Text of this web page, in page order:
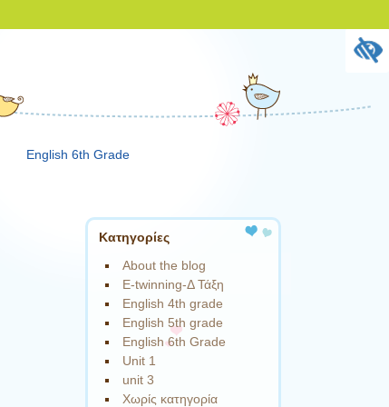
English 6th Grade
Kατηγορίες
About the blog
E-twinning-Δ Τάξη
English 4th grade
English 5th grade
English 6th Grade
Unit 1
unit 3
Χωρίς κατηγορία